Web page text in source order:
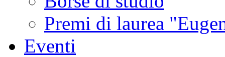
Premi di laurea
Eventi